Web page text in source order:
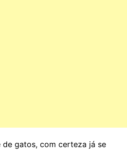
de gatos, com certeza já se